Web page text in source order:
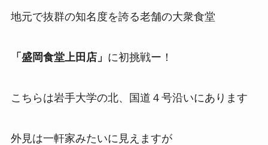
地元で抜群の知名度を誇る老舗の大衆食堂
「盛岡食堂上田店」 に初挑戦ー！
こちらは岩手大学の北、国道４号沿いにあります
外見は一軒家みたいに見えますが